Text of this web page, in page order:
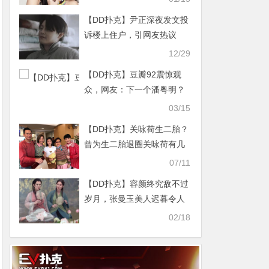
【DD扑克】尹正深夜发文投
诉楼上住户，引网友热议
12/29
【DD扑克】豆瓣92震惊观
众，网友：下一个潘粤明？
03/15
【DD扑克】关咏荷生二胎？
曾为生二胎退圈关咏荷有几
07/11
【DD扑克】容颜终究敌不过
岁月，张曼玉美人迟暮令人
02/18